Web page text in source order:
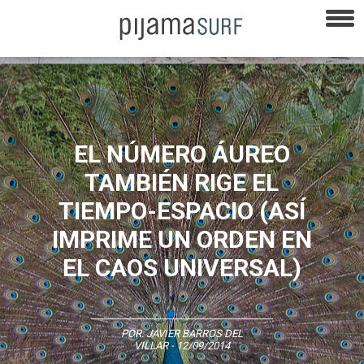
EL NÚMERO ÁUREO
TAMBIÉN RIGE EL
TIEMPO-ESPACIO (ASÍ
IMPRIME UN ORDEN EN
EL CAOS UNIVERSAL)
POR:JAVIER BARROS DEL
VILLAR- 12/09/2014